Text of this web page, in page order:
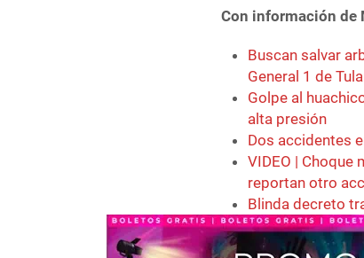
Con información de
Buscan salvar
General 1 de
Golpe al
alta presión
Dos accidentes
VIDEO | Choque
reportan otro
Blinda decreto